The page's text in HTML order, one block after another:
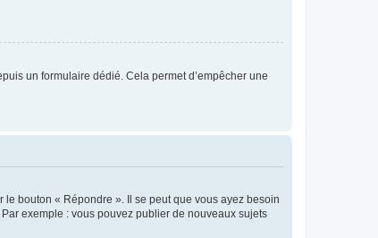
un formulaire dédié. Cela permet d’empêcher une
bouton « Répondre ». Il se peut que vous ayez besoin
exemple : vous pouvez publier de nouveaux sujets